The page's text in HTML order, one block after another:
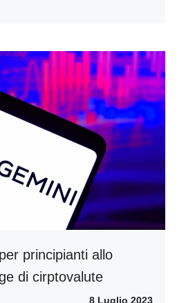
principianti allo
di cirptovalute
8 Luglio 2023